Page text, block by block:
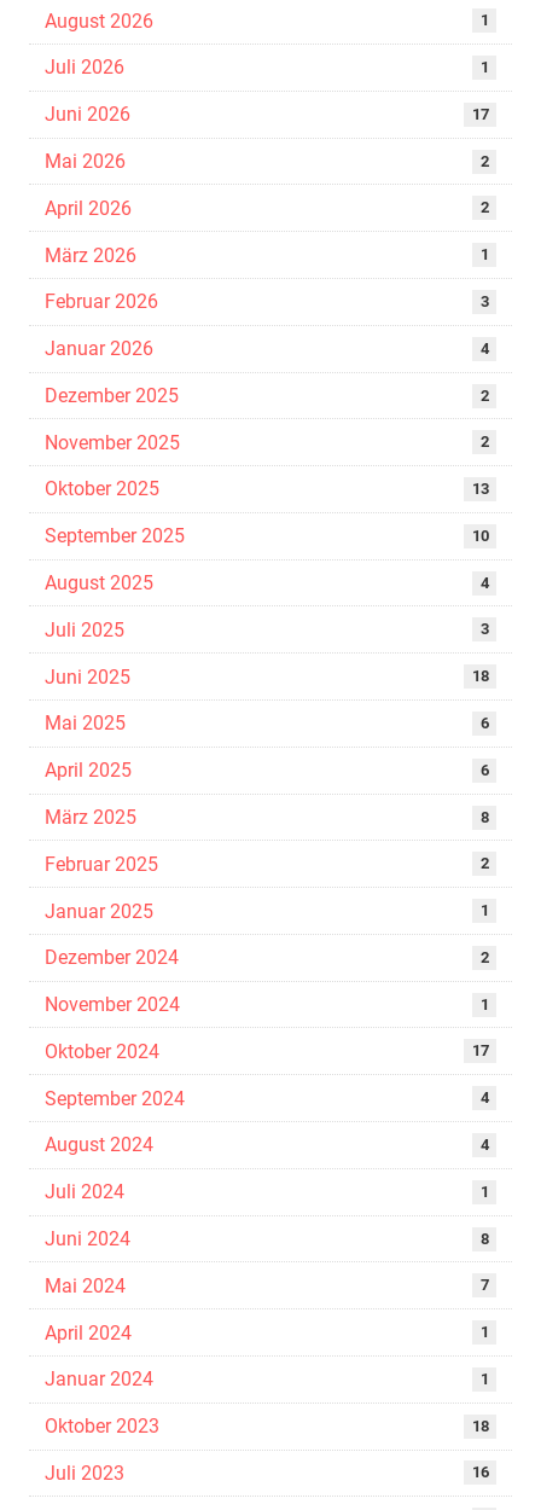
August 2026 1
Juli 2026 1
Juni 2026 17
Mai 2026 2
April 2026 2
März 2026 1
Februar 2026 3
Januar 2026 4
Dezember 2025 2
November 2025 2
Oktober 2025 13
September 2025 10
August 2025 4
Juli 2025 3
Juni 2025 18
Mai 2025 6
April 2025 6
März 2025 8
Februar 2025 2
Januar 2025 1
Dezember 2024 2
November 2024 1
Oktober 2024 17
September 2024 4
August 2024 4
Juli 2024 1
Juni 2024 8
Mai 2024 7
April 2024 1
Januar 2024 1
Oktober 2023 18
Juli 2023 16